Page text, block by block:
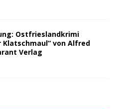
Ostfrieslandkrimi
Klatschmaul“ von Alfred
Verlag